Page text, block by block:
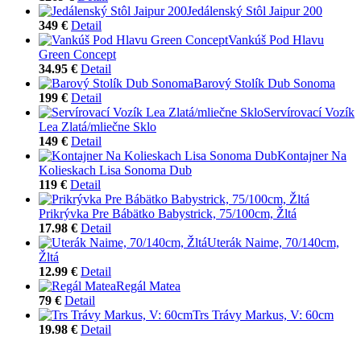
Jedálenský Stôl Jaipur 200
349 € Detail
Vankúš Pod Hlavu
Green Concept
34.95 € Detail
Barový Stolík Dub Sonoma
199 € Detail
Servírovací Vozík
Lea Zlatá/mliečne Sklo
149 € Detail
Kontajner Na
Kolieskach Lisa Sonoma Dub
119 € Detail
Prikrývka Pre Bábätko Babystrick, 75/100cm, Žltá
17.98 € Detail
Uterák Naime, 70/140cm,
Žltá
12.99 € Detail
Regál Matea
79 € Detail
Trs Trávy Markus, V: 60cm
19.98 € Detail